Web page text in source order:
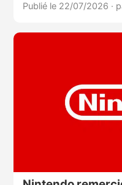
Publié le 22/07/2026 ·